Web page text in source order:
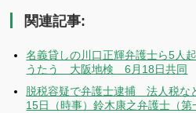
関連記事:
名義貸しの川口正輝弁護士ら5人
うたう 大阪地検 6月18日共同
脱税容疑で弁護士逮捕 法人税
15日（時事）鈴木康之弁護士（第